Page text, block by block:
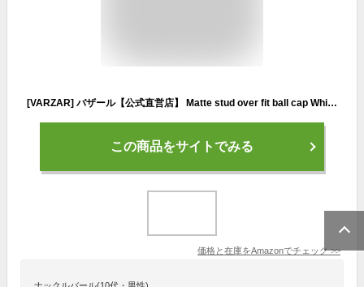
[VARZAR] バザール【公式直営店】 Matte stud over fit ball cap White/マットスタッドオーバーフィットボールキャップ ホワイト 全2color ユニセックス ハット キャップ 韓スト 韓国ブランド 韓国ファッション 帽子 紫外線防止 UV対策 深め 小顔効果 SNS話題 芸能人着用
この商品をサイトでみる
価格と在庫をAmazonでチェック>>